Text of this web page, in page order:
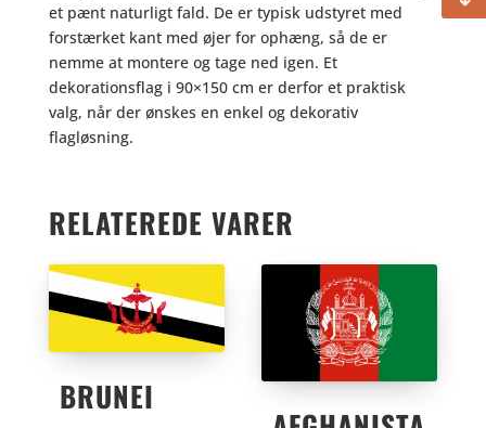
et pænt naturligt fald. De er typisk udstyret med
forstærket kant med øjer for ophæng, så de er
nemme at montere og tage ned igen. Et
dekorationsflag i 90×150 cm er derfor et praktisk
valg, når der ønskes en enkel og dekorativ
flagløsning.
RELATEREDE VARER
BRUNEI